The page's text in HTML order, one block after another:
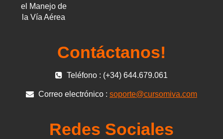
el Manejo de
la Vía Aérea
Contáctanos!
Teléfono : (+34) 644.679.061
Correo electrónico : soporte@cursomiva.com
Redes Sociales